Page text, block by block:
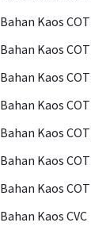
Bahan Kaos
Bahan Kaos
Bahan Kaos
Bahan Kaos
Bahan Kaos
Bahan Kaos
Bahan Kaos
Bahan Kaos CVC